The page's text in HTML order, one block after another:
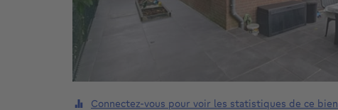
Connectez-vous pour voir les statistiques de ce bien